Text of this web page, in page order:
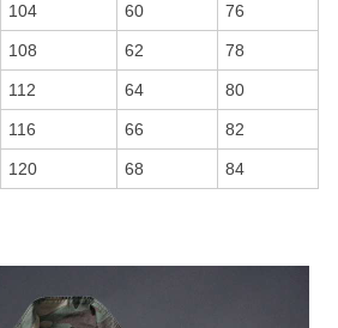
104 60 76
108 62 78
112 64 80
116 66 82
120 68 84